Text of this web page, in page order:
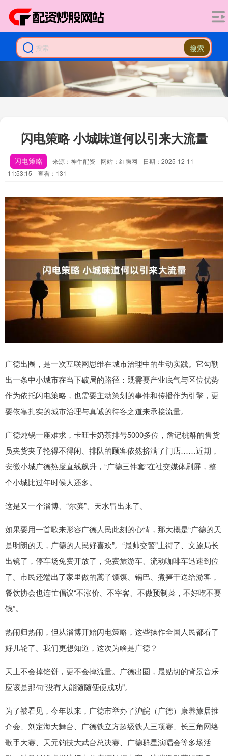
搜索
闪电策略 小城味道何以引来大流量
闪电策略 来源：神牛配资 网站：红腾网
日期：2025-12-11
11:53:15
查看：131
广德出圈，是一次互联网思维在城市治理中的生动实践。它勾勒
出一条中小城市在当下破局的路径：既需要产业底气与区位优势
作为依托闪电策略，也需要主动策划的事件和传播作为引擎，更
要依靠扎实的城市治理与真诚的待客之道来承接流量。
广德炖锅一座难求，卡旺卡奶茶排号5000多位，詹记桃酥的售货
员夹货夹子抡得不得闲、排队的顾客依然挤满了门店……近期，
安徽小城广德热度直线飙升，“广德三件套”在社交媒体刷屏，整
个小城比过年时候人还多。
这是又一个淄博、“尔滨”、天水冒出来了。
如果要用一首歌来形容广德人民此刻的心情，那大概是“广德的天
是明朗的天，广德的人民好喜欢”。“最帅交警”上街了、文旅局长
出镜了，停车场免费开放了，免费旅游车、流动咖啡车迅速到位
了。市民还端出了家里做的蒿子馍馍、锅巴、煮笋干送给游客，
餐饮协会也连忙倡议“不涨价、不宰客、不做预制菜，不好吃不要
钱”。
热闹归热闹，但从淄博开始闪电策略，这些操作全国人民都看了
好几轮了。我们更想知道，这次为啥是广德？
天上不会掉馅饼，更不会掉流量。广德出圈，最贴切的背景音乐
应该是那句“没有人能随随便便成功”。
为了被看见，今年以来，广德市举办了沪皖（广德）康养旅居推
介会、刘定海大舞台、广德铁立方超级铁人三项赛、长三角网络
歌手大赛、天元钓技大武台总决赛、广德群星演唱会等多场活